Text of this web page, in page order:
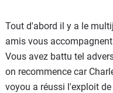
Tout d'abord il y a le
amis vous
Vous avez battu tel
on recommence car
voyou a réussi l'exploit